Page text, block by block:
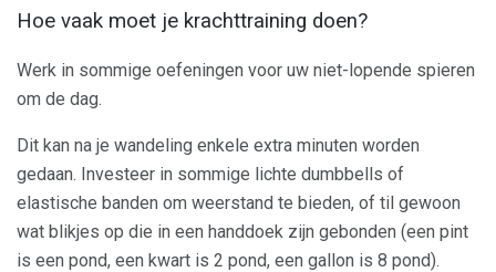
Hoe vaak moet je krachttraining doen?
Werk in sommige oefeningen voor uw niet-lopende spieren
om de dag.
Dit kan na je wandeling enkele extra minuten worden
gedaan. Investeer in sommige lichte dumbbells of
elastische banden om weerstand te bieden, of til gewoon
wat blikjes op die in een handdoek zijn gebonden (een pint
is een pond, een kwart is 2 pond, een gallon is 8 pond).